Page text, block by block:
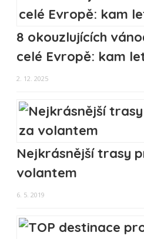
8 okouzlujících
celé Evropě: kam
2. 12. 2025
Nejkrásnější trasy
volantem
6. 5. 2019